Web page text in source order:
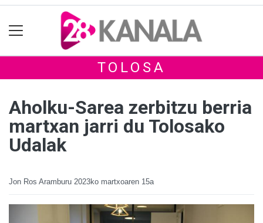
TOLOSA
Aholku-Sarea zerbitzu berria
martxan jarri du Tolosako
Udalak
Jon Ros Aramburu 2023ko martxoaren 15a